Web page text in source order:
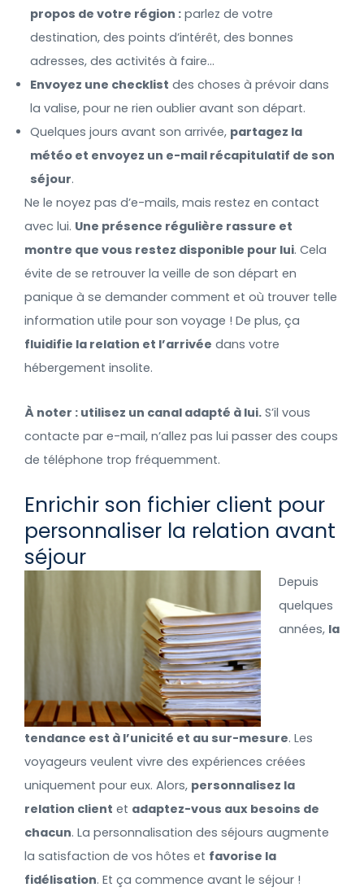
propos de votre région : parlez de votre
destination, des points d’intérêt, des bonnes
adresses, des activités à faire…
Envoyez une checklist des choses à prévoir dans
la valise, pour ne rien oublier avant son départ.
Quelques jours avant son arrivée, partagez la
météo et envoyez un e-mail récapitulatif de son
séjour.
Ne le noyez pas d’e-mails, mais restez en contact
avec lui. Une présence régulière rassure et
montre que vous restez disponible pour lui. Cela
évite de se retrouver la veille de son départ en
panique à se demander comment et où trouver telle
information utile pour son voyage ! De plus, ça
fluidifie la relation et l’arrivée dans votre
hébergement insolite.
À noter : utilisez un canal adapté à lui. S’il vous
contacte par e-mail, n’allez pas lui passer des coups
de téléphone trop fréquemment.
Enrichir son fichier client pour
personnaliser la relation avant
séjour
Depuis
quelques
années, la
tendance est à l’unicité et au sur-mesure. Les
voyageurs veulent vivre des expériences créées
uniquement pour eux. Alors, personnalisez la
relation client et adaptez-vous aux besoins de
chacun. La personnalisation des séjours augmente
la satisfaction de vos hôtes et favorise la
fidélisation. Et ça commence avant le séjour !